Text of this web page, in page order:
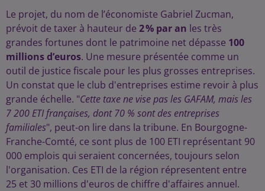
Le projet, du nom de l’économiste Gabriel Zucman,
prévoit de taxer à hauteur de 2 % par an les très
grandes fortunes dont le patrimoine net dépasse 100
millions d’euros. Une mesure présentée comme un
outil de justice fiscale pour les plus grosses entreprises.
Un constat que le club d'entreprises estime revoir à plus
grande échelle. "Cette taxe ne vise pas les GAFAM, mais les
7 200 ETI françaises, dont 70 % sont des entreprises
familiales", peut-on lire dans la tribune. En Bourgogne-
Franche-Comté, ce sont plus de 100 ETI représentant 90
000 emplois qui seraient concernées, toujours selon
l'organisation. Ces ETI de la région répresentent entre
25 et 30 millions d'euros de chiffre d'affaires annuel.